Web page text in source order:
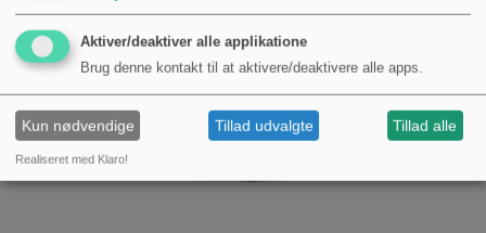
Aktiver/deaktiver alle applikatione
Brug denne kontakt til at aktivere/deaktivere alle apps.
Kun nødvendige Tillad udvalgte Tillad alle
Realiseret med Klaro!